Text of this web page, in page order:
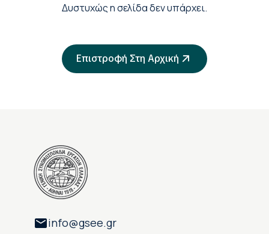
Δυστυχώς η σελίδα δεν υπάρχει.
Επιστροφή Στη Αρχική
info@gsee.gr